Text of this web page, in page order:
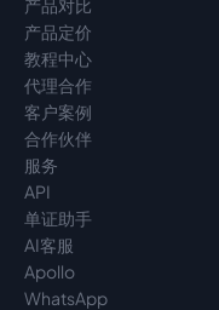
产品对比
产品定价
教程中心
代理合作
客户案例
合作伙伴
服务
API
单证助手
AI客服
Apollo
WhatsApp